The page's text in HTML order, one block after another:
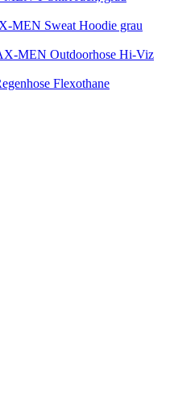
MEN Sweat Hoodie grau
MEN Outdoorhose Hi-Viz
Flexothane